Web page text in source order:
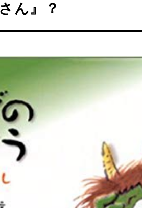
ん』？